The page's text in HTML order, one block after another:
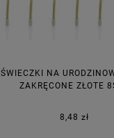
ŚWIECZKI NA
ZAKRĘCONE ZŁOTE
8,48 zł